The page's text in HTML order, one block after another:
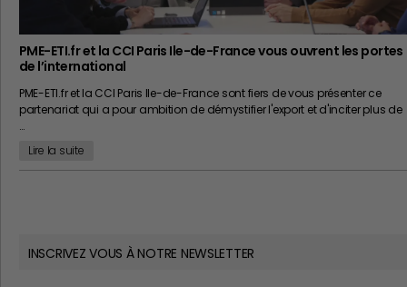
PME-ETI.fr et la CCI Paris Ile-de-France vous ouvrent les portes
de l’international
PME-ETI.fr et la CCI Paris Ile-de-France sont fiers de vous présenter ce
partenariat qui a pour ambition de démystifier l'export et d'inciter plus de
…
Lire la suite
INSCRIVEZ VOUS À NOTRE NEWSLETTER